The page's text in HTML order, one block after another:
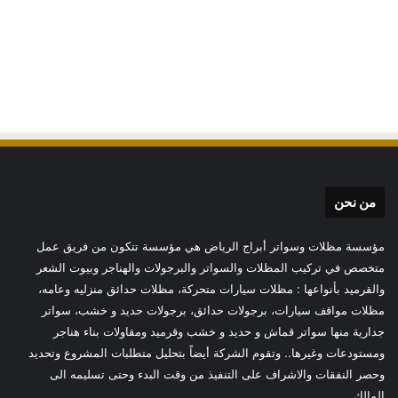
من نحن
مؤسسة مظلات وسواتر أبراج الرياض هي مؤسسة تتكون من فريق عمل
متخصص في تركيب المظلات والسواتر والبرجولات والهناجر وبيوت الشعر
والقرميد بأنواعها : مظلات سيارات متحركة، مظلات حدائق منزليه وعامه،
مظلات مواقف سيارات، برجولات حدائق، برجولات حديد و خشب، سواتر
جدارية منها سواتر قماش و حديد و خشب وقرميد ومقاولات بناء هناجر
ومستودعات وغيرها.. وتقوم الشركة أيضاً بتحليل متطلبات المشروع وتحديد
وحصر النفقات والاشراف على التنفيذ من وقت البدء وحتى تسليمه الى